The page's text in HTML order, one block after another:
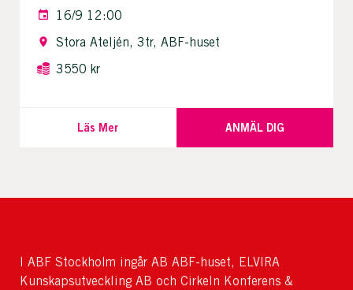
16/9 12:00
Stora Ateljén, 3tr, ABF-huset
3550 kr
Läs Mer ANMÄL DIG
I ABF Stockholm ingår AB ABF-huset, ELVIRA
Kunskapsutveckling AB och Cirkeln Konferens &